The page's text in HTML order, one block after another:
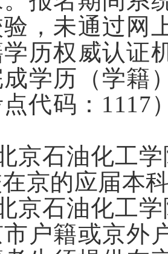
，未通过网
历权威认证
学历（学籍
代码： 1117
京石油化工
京的应届本
京石油化工
户籍或京外